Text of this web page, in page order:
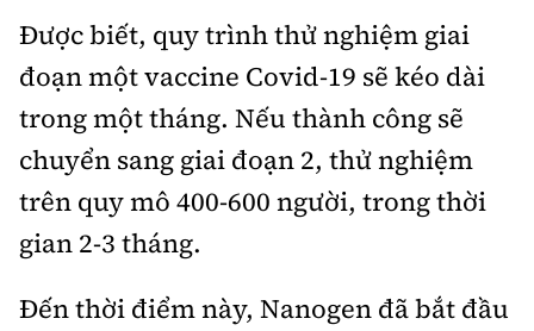
Được biết, quy trình thử nghiệm giai
đoạn một vaccine Covid-19 sẽ kéo dài
trong một tháng. Nếu thành công sẽ
chuyển sang giai đoạn 2, thử nghiệm
trên quy mô 400-600 người, trong thời
gian 2-3 tháng.
Đến thời điểm này, Nanogen đã bắt đầu